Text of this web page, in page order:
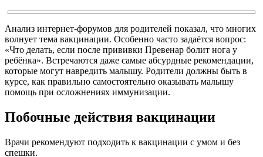
Анализ интернет-форумов для родителей показал, что многих
волнует тема вакцинации. Особенно часто задаётся вопрос:
«Что делать, если после прививки Превенар болит нога у
ребёнка». Встречаются даже самые абсурдные рекомендации,
которые могут навредить малышу. Родители должны быть в
курсе, как правильно самостоятельно оказывать малышу
помощь при осложнениях иммунизации.
Побочные действия вакцинации
Врачи рекомендуют подходить к вакцинации с умом и без
спешки.